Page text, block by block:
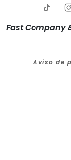
Fast Company
Aviso de